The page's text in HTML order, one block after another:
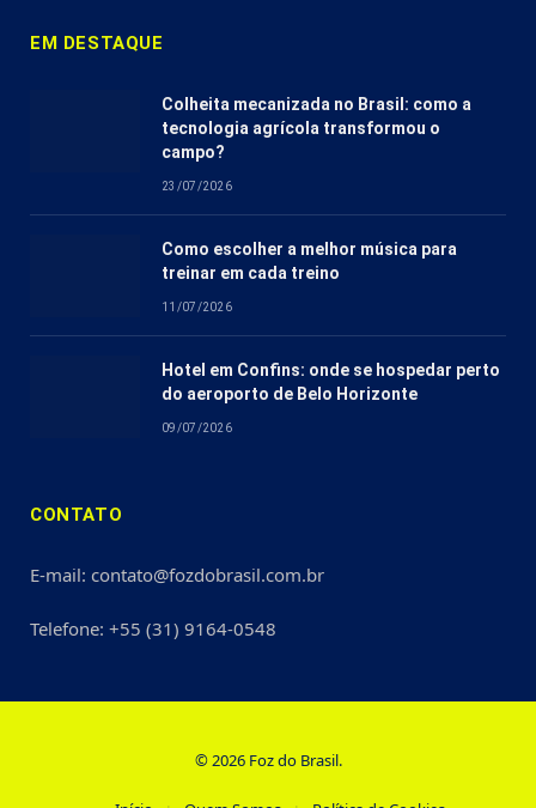
EM DESTAQUE
Colheita mecanizada no Brasil: como a
tecnologia agrícola transformou o
campo?
23/07/2026
Como escolher a melhor música para
treinar em cada treino
11/07/2026
Hotel em Confins: onde se hospedar perto
do aeroporto de Belo Horizonte
09/07/2026
CONTATO
E-mail: contato@fozdobrasil.com.br
Telefone: +55 (31) 9164-0548
© 2026 Foz do Brasil.